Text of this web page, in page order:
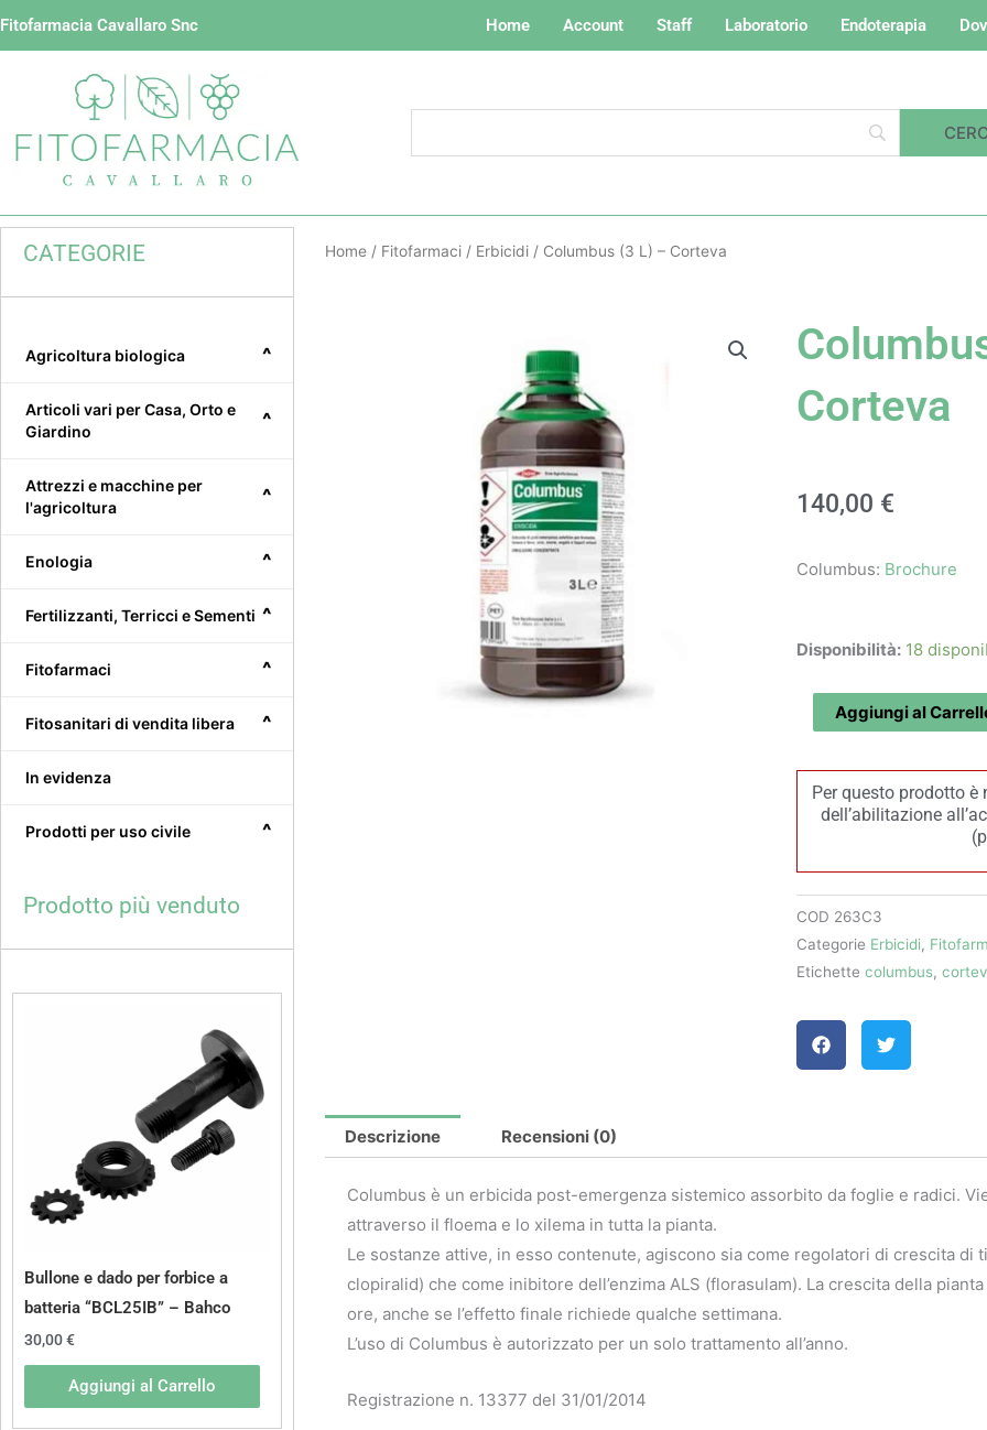
Vai
Fitofarmacia Cavallaro Snc Home Account Staff Laboratorio Endoterapia
CATEGORIE
^
Agricoltura biologica
^
Articoli vari per Casa, Orto e
Giardino
^
Attrezzi e macchine per
l'agricoltura
^
Enologia
^
Fertilizzanti, Terricci e Sementi
^
Fitofarmaci
^
Fitosanitari di vendita libera
In evidenza
^
Prodotti per uso civile
Prodotto più venduto
Bullone e dado per forbice a
batteria “BCL25IB” – Bahco
30,00€
Aggiungi al Carrello
Home / Fitofarmaci / Erbicidi / Columbus (3 L) – Corteva
Corteva
140,00 €
Columbus: Brochure
Disponibilità: 18
Columbus
Corteva
quantità
Aggiungi al
Per questo prodotto è
dell’abilitazione
COD 263C3
Categorie Erbicidi,
Etichette columbus,
Descrizione Recensioni (0)
Columbus è un erbicida post-emergenza sistemico assorbito da foglie e radici.
attraverso il floema e lo xilema in tutta la pianta.
Le sostanze attive, in esso contenute, agiscono sia come regolatori di crescita di
clopiralid) che come inibitore dell’enzima ALS (florasulam). La crescita della
ore, anche se l’effetto finale richiede qualche settimana.
L’uso di Columbus è autorizzato per un solo trattamento all’anno.
Registrazione n. 13377 del 31/01/2014